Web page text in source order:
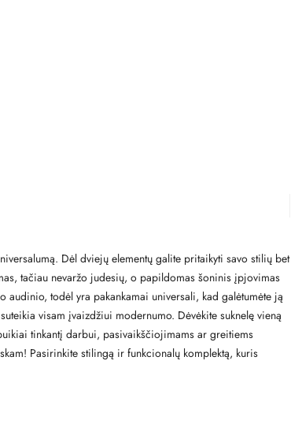
Dėl dviejų elementų galite pritaikyti savo stilių bet
tačiau nevaržo judesių, o papildomas šoninis įpjovimas
todėl yra pakankamai universali, kad galėtumėte ją
visam įvaizdžiui modernumo. Dėvėkite suknelę vieną
tinkantį darbui, pasivaikščiojimams ar greitiems
Pasirinkite stilingą ir funkcionalų komplektą, kuris